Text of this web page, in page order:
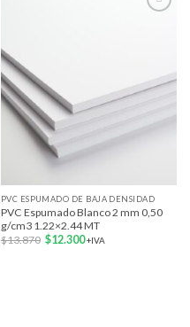
PVC ESPUMADO DE BAJA DENSIDAD
PVC Espumado Blanco 2 mm 0,50
g/cm3 1.22×2.44 MT
$13.870 El
$12.300El+IVA